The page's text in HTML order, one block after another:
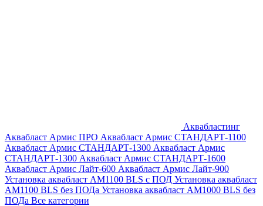
Аквабластинг
Аквабласт Армис ПРО Аквабласт Армис СТАНДАРТ-1100
Аквабласт Армис СТАНДАРТ-1300 Аквабласт Армис
СТАНДАРТ-1300 Аквабласт Армис СТАНДАРТ-1600
Аквабласт Армис Лайт-600 Аквабласт Армис Лайт-900
Установка аквабласт AM1100 BLS с ПОД Установка аквабласт
AM1100 BLS без ПОДа Установка аквабласт AM1000 BLS без
ПОДа Все категории